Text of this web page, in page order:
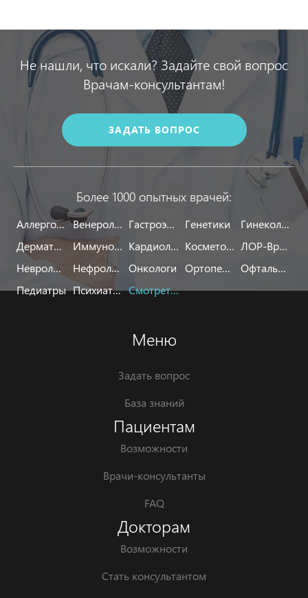
Не нашли, что искали? Задайте свой вопрос
Врачам-консультантам!
ЗАДАТЬ ВОПРОС
Более 1000 опытных врачей:
Аллергологи Венерологи Гастроэнтерологи Генетики
Гинекологи
Дерматологи
Иммунологи Кардиологи Косметологи
ЛОР-Врачи
Неврологи
Нефрологи Онкологи Ортопеды
Офтальмологи
Педиатры
Психиатры Смотреть все
Меню
Задать вопрос
База знаний
Пациентам
Возможности
Врачи-консультанты
FAQ
Докторам
Возможности
Стать консультантом